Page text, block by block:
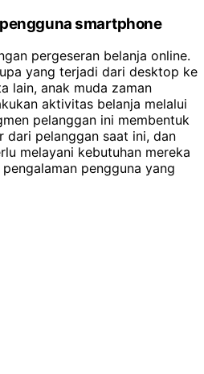
smartphone
pergeseran belanja online.
yang terjadi dari desktop ke
lain, anak muda zaman
aktivitas belanja melalui
pelanggan ini membentuk
dari pelanggan saat ini, dan
melayani kebutuhan mereka
pengguna yang